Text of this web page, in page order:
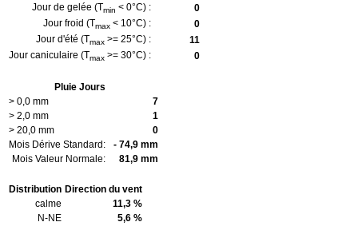
Jour de gelée (Tmin < 0°C) :
0
Jour froid (Tmax < 10°C) :
0
Jour d'été (Tmax >= 25°C) :
11
Jour caniculaire (Tmax >= 30°C) : 0
Pluie Jours
> 0,0 mm
7
> 2,0 mm
1
> 20,0 mm
0
Mois Dérive Standard:
- 74,9 mm
Mois Valeur Normale:
81,9 mm
Distribution Direction du vent
calme
11,3 %
N-NE
5,6 %